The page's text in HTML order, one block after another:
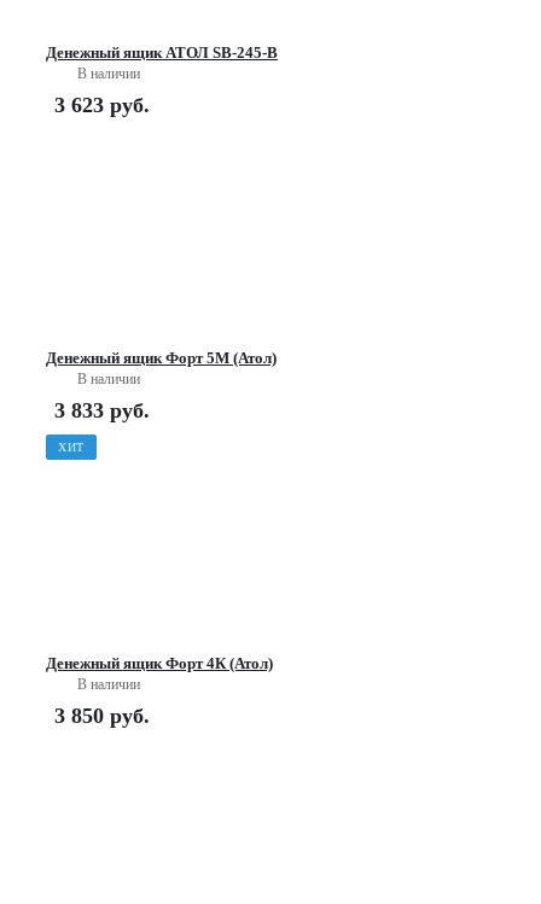
Денежный ящик АТОЛ SB-245-B
В наличии
3 623 руб.
Денежный ящик Форт 5М (Атол)
В наличии
3 833 руб.
ХИТ
Денежный ящик Форт 4К (Атол)
В наличии
3 850 руб.